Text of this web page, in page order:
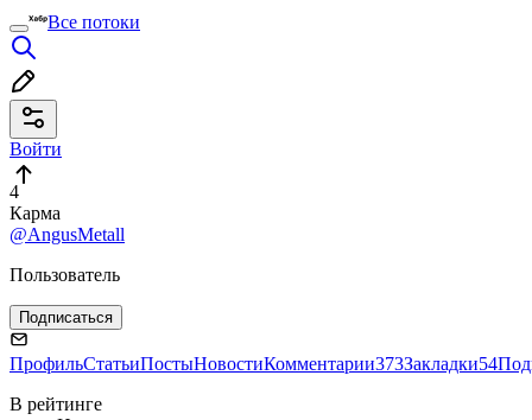
Все потоки
Войти
4
Карма
@AngusMetall
Пользователь
Подписаться
ПрофильСтатьиПостыНовостиКомментарии373Закладки54
В рейтинге